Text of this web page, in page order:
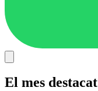
El mes destacat